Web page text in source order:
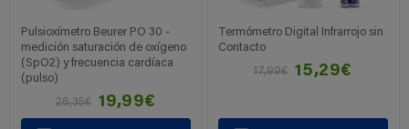
Pulsioxímetro Beurer PO 30 -
medición saturación de oxígeno
(SpO2) y frecuencia cardíaca
(pulso)
26,35€
19,99€
Termómetro Digital Infrarrojo sin
Contacto
17,99€
15,29€